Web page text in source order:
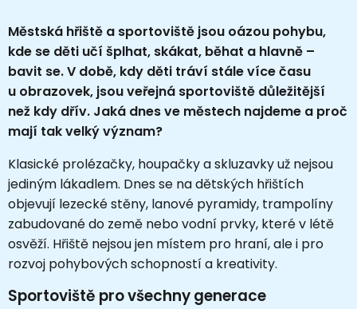
Městská hřiště a sportoviště jsou oázou pohybu,
kde se děti učí šplhat, skákat, běhat a hlavně –
bavit se. V době, kdy děti tráví stále více času
u obrazovek, jsou veřejná sportoviště důležitější
než kdy dřív. Jaká dnes ve městech najdeme a proč
mají tak velký význam?
Klasické prolézačky, houpačky a skluzavky už nejsou
jediným lákadlem. Dnes se na dětských hřištích
objevují lezecké stěny, lanové pyramidy, trampolíny
zabudované do země nebo vodní prvky, které v létě
osvěží. Hřiště nejsou jen místem pro hraní, ale i pro
rozvoj pohybových schopností a kreativity.
Sportoviště pro všechny generace